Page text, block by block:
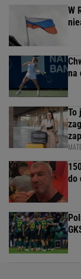
W
na
To
do